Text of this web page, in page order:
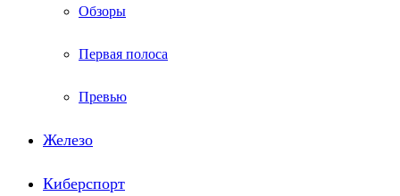
Обзоры
Первая полоса
Превью
Железо
Киберспорт